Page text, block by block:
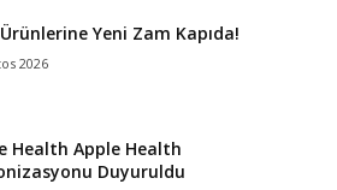
Yeni Zam Kapıda!
2026
Health Apple Health
Duyuruldu